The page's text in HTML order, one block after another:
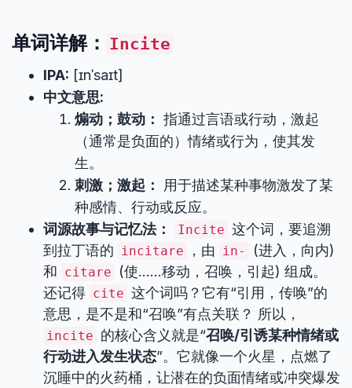
单词详解： Incite
IPA: [ɪnˈsaɪt]
中文意思:
煽动；鼓动： 指通过言语或行动，激起
（通常是负面的）情绪或行为，使其发
生。
刺激；激起：
用于描述某种事物激发了某
种感情、行动或反应。
词源故事与记忆法：
Incite 这个词，要追溯
到拉丁语的 incitare ，由 in-
(进入，向内)
和 citare
(使……移动，召唤，引起) 组成。
还记得 cite 这个词吗？它有“引用，传唤”的
意思，是不是和“召唤”有点关联？ 所以，
incite 的核心含义就是“召唤/引诱某种情绪或
行动进入发生状态”。它就像一个火星，点燃了
沉睡中的火药桶，让潜在的负面情绪或冲突爆发